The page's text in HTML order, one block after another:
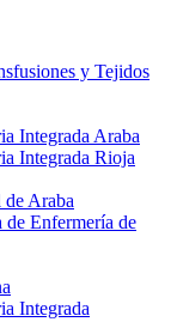
y Tejidos
Integrada Araba
Integrada Rioja
Araba
de Enfermería de
Integrada